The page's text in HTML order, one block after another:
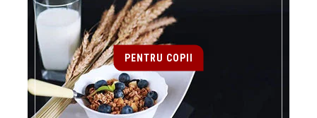
PENTRU COPII